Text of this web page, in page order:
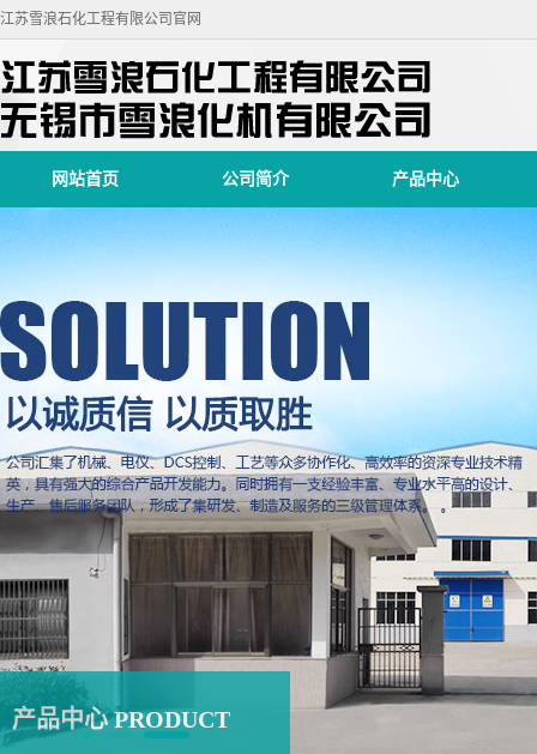
江苏雪浪石化工程有限公司官网
网站首页 公司简介 产品中心
产品中心 PRODUCT